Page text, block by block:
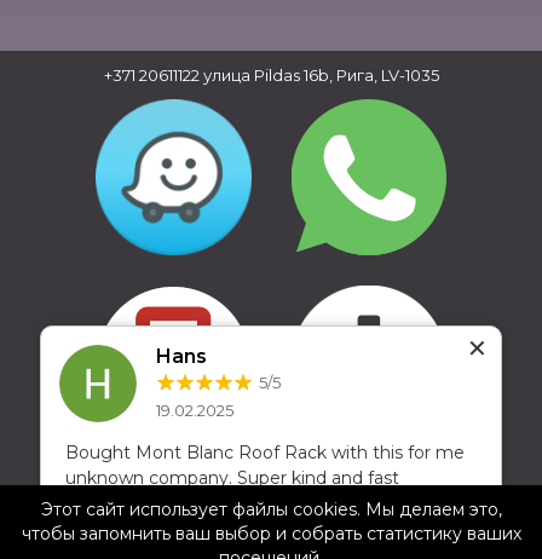
Copyright © 2016 - 2026, SIA Corelem Group
Сайт разработан WEBstyle.lv
+371 20611122 улица Pildas 16b, Рига, LV-1035
Hans
5/5
19.02.2025
Bought Mont Blanc Roof Rack with this for me
unknown company. Super kind and fast
response through whatsapp and email to
questions. Cheap distribution service to the
Netherlands. Will buy there again. And oh yes
✕
Этот сайт использует файлы cookies. Мы делаем это,
чтобы запомнить ваш выбор и собрать статистику ваших